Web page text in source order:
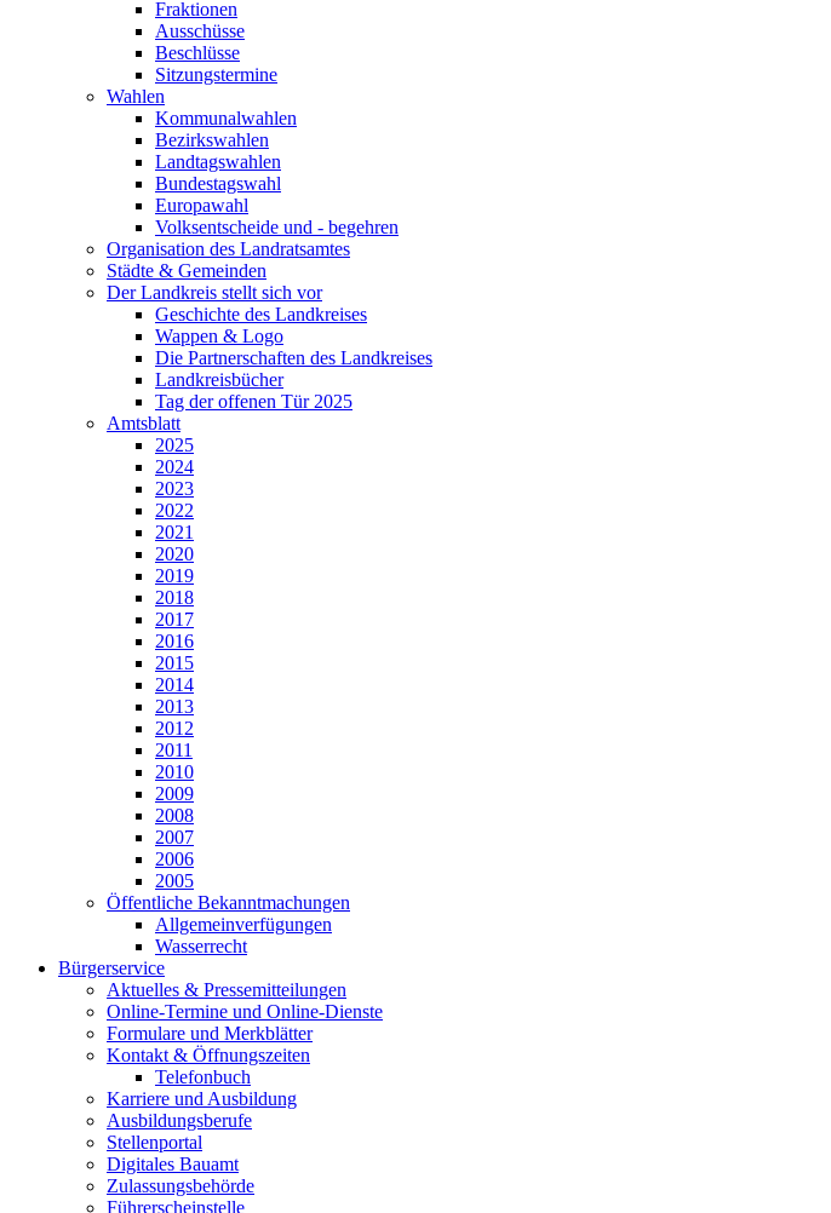
Fraktionen
Ausschüsse
Beschlüsse
Sitzungstermine
Wahlen
Kommunalwahlen
Bezirkswahlen
Landtagswahlen
Bundestagswahl
Europawahl
Volksentscheide und - begehren
Organisation des Landratsamtes
Städte & Gemeinden
Der Landkreis stellt sich vor
Geschichte des Landkreises
Wappen & Logo
Die Partnerschaften des Landkreises
Landkreisbücher
Tag der offenen Tür 2025
Amtsblatt
2025
2024
2023
2022
2021
2020
2019
2018
2017
2016
2015
2014
2013
2012
2011
2010
2009
2008
2007
2006
2005
Öffentliche Bekanntmachungen
Allgemeinverfügungen
Wasserrecht
Bürgerservice
Aktuelles & Pressemitteilungen
Online-Termine und Online-Dienste
Formulare und Merkblätter
Kontakt & Öffnungszeiten
Telefonbuch
Karriere und Ausbildung
Ausbildungsberufe
Stellenportal
Digitales Bauamt
Zulassungsbehörde
Führerscheinstelle